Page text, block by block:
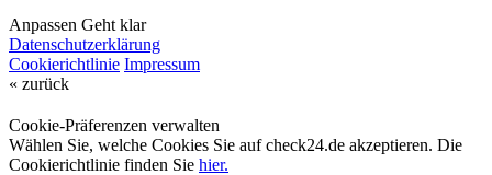
Anpassen Geht klar
Datenschutzerklärung
Cookierichtlinie Impressum
« zurück
Cookie-Präferenzen verwalten
Wählen Sie, welche Cookies Sie auf check24.de akzeptieren. Die
Cookierichtlinie finden Sie hier.